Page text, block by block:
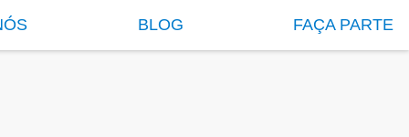
BLOG FAÇA PARTE